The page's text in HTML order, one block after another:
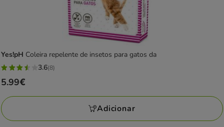
Yes!pH Coleira repelente de insetos para gatos da
3.6
estrelas
com
8
avaliações
3.6(8)
Preço
5.99€
5.99€
Adicionar